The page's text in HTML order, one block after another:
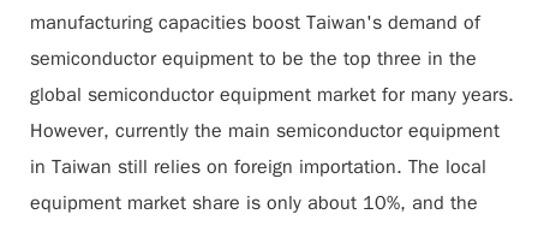
manufacturing capacities boost Taiwan's demand of
semiconductor equipment to be the top three in the
global semiconductor equipment market for many years.
However, currently the main semiconductor equipment
in Taiwan still relies on foreign importation. The local
equipment market share is only about 10%, and the